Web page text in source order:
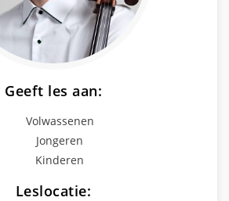
Geeft les aan:
Volwassenen
Jongeren
Kinderen
Leslocatie: